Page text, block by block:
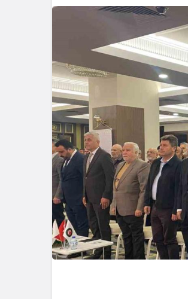
Geredeli Tanınmış
Siyasetçinin Acı Günü